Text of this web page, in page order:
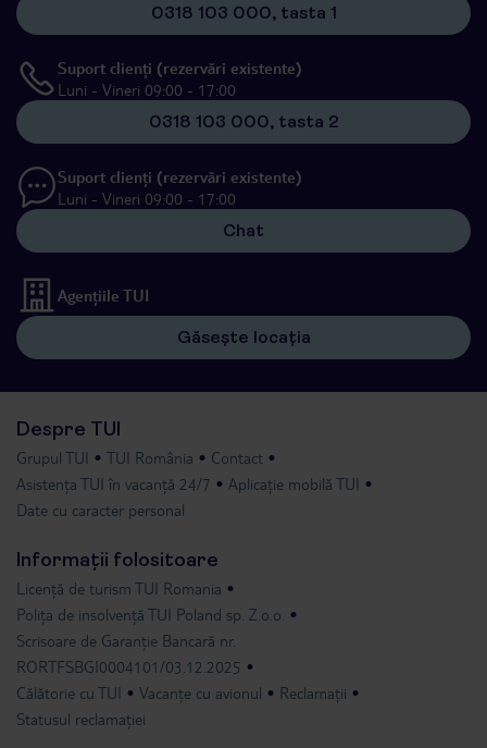
0318 103 000, tasta 1
Suport clienți (rezervări existente)
Luni - Vineri 09:00 - 17:00
0318 103 000, tasta 2
Suport clienți (rezervări existente)
Luni - Vineri 09:00 - 17:00
Chat
Agențiile TUI
Găsește locația
Despre TUI
Grupul TUI TUI România
Contact
Asistența TUI în vacanță 24/7
Aplicație mobilă TUI
Date cu caracter personal
Informații folositoare
Licență de turism TUI Romania
Polița de insolvență TUI Poland sp. Z.o.o.
Scrisoare de Garanție Bancară nr.
RORTFSBGI0004101/03.12.2025
Călătorie cu TUI
Vacanțe cu avionul
Reclamații
Statusul reclamației